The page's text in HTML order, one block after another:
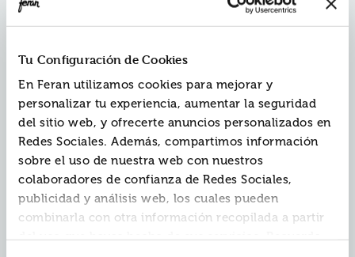
Tu Configuración de Cookies
En Feran utilizamos cookies para mejorar y
personalizar tu experiencia, aumentar la seguridad
del sitio web, y ofrecerte anuncios personalizados en
Redes Sociales. Además, compartimos información
sobre el uso de nuestra web con nuestros
colaboradores de confianza de Redes Sociales,
publicidad y análisis web, los cuales pueden
combinarla con otra información recopilada a partir
del uso que hayas hecho de sus servicios. Recuerda
aliento, averiguando la verdad en medio de toda una
que culmina con un final con el que el autor consigue
inquietarnos y emocionarnos.»
Blog Me gustan los libros
«La casa entre los cactus es un inquietante thriller que
nos sumerge en un escenario claustrofóbico y lleno
de tensión a través del que conoceremos el lado
oscuro del ser humano. Una escalofriante historia que
te mantendrá con el alma en vilo hasta su desenlace.»
Blog Bookeando con MªÁngeles
«Paul Pen se ha convertido por derecho en uno de los